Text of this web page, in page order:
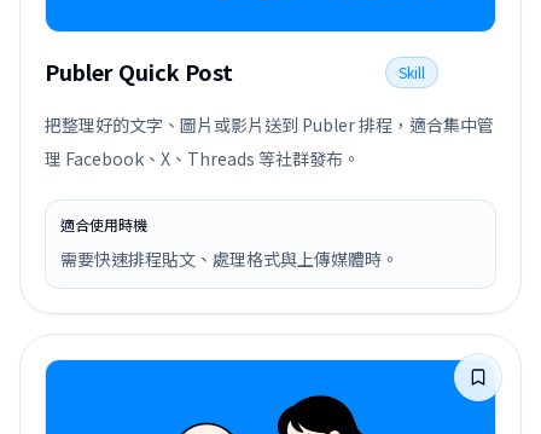
Publer Quick Post Skill
把整理好的文字、圖片或影片送到 Publer 排程，適合集中管
理 Facebook、X、Threads 等社群發布。
適合使用時機
需要快速排程貼文、處理格式與上傳媒體時。